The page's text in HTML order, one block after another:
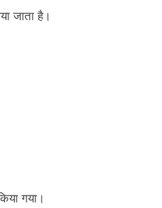
जाता है।
गया।